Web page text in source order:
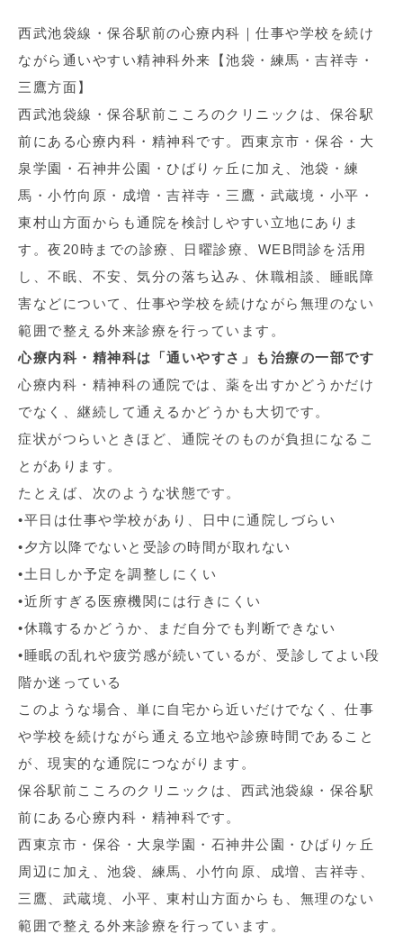
西武池袋線・保谷駅前の心療内科｜仕事や学校を続け
ながら通いやすい精神科外来【池袋・練馬・吉祥寺・
三鷹方面】
西武池袋線・保谷駅前こころのクリニックは、保谷駅
前にある心療内科・精神科です。西東京市・保谷・大
泉学園・石神井公園・ひばりヶ丘に加え、池袋・練
馬・小竹向原・成増・吉祥寺・三鷹・武蔵境・小平・
東村山方面からも通院を検討しやすい立地にありま
す。夜20時までの診療、日曜診療、WEB問診を活用
し、不眠、不安、気分の落ち込み、休職相談、睡眠障
害などについて、仕事や学校を続けながら無理のない
範囲で整える外来診療を行っています。
心療内科・精神科は「通いやすさ」も治療の一部です
心療内科・精神科の通院では、薬を出すかどうかだけ
でなく、継続して通えるかどうかも大切です。
症状がつらいときほど、通院そのものが負担になるこ
とがあります。
たとえば、次のような状態です。
•平日は仕事や学校があり、日中に通院しづらい
•夕方以降でないと受診の時間が取れない
•土日しか予定を調整しにくい
•近所すぎる医療機関には行きにくい
•休職するかどうか、まだ自分でも判断できない
•睡眠の乱れや疲労感が続いているが、受診してよい段
階か迷っている
このような場合、単に自宅から近いだけでなく、仕事
や学校を続けながら通える立地や診療時間であること
が、現実的な通院につながります。
保谷駅前こころのクリニックは、西武池袋線・保谷駅
前にある心療内科・精神科です。
西東京市・保谷・大泉学園・石神井公園・ひばりヶ丘
周辺に加え、池袋、練馬、小竹向原、成増、吉祥寺、
三鷹、武蔵境、小平、東村山方面からも、無理のない
範囲で整える外来診療を行っています。